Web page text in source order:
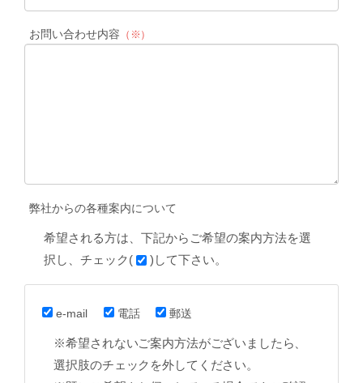
お問い合わせ内容 （※）
弊社からの各種案内について
希望される方は、下記からご希望の案内方法を選
択し、チェック(
)して下さい。
e-mail 電話 郵送
※希望されないご案内方法がございましたら、
選択肢のチェックを外してください。